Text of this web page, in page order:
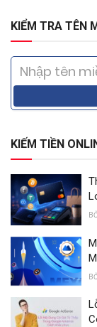
KIỂM TRA TÊN
KIẾM TIỀN